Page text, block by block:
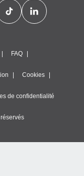
FAQ
Cookies
de confidentialité